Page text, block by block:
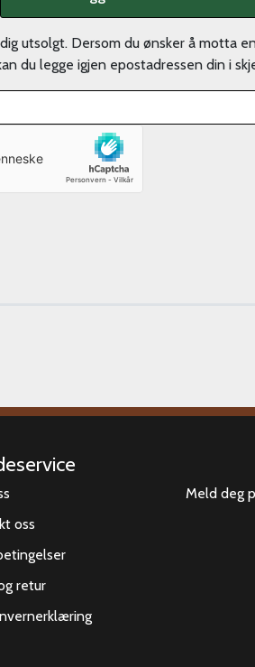
utsolgt. Dersom du ønsker å motta
du legge igjen epostadressen din i
oss
retur
Meld deg